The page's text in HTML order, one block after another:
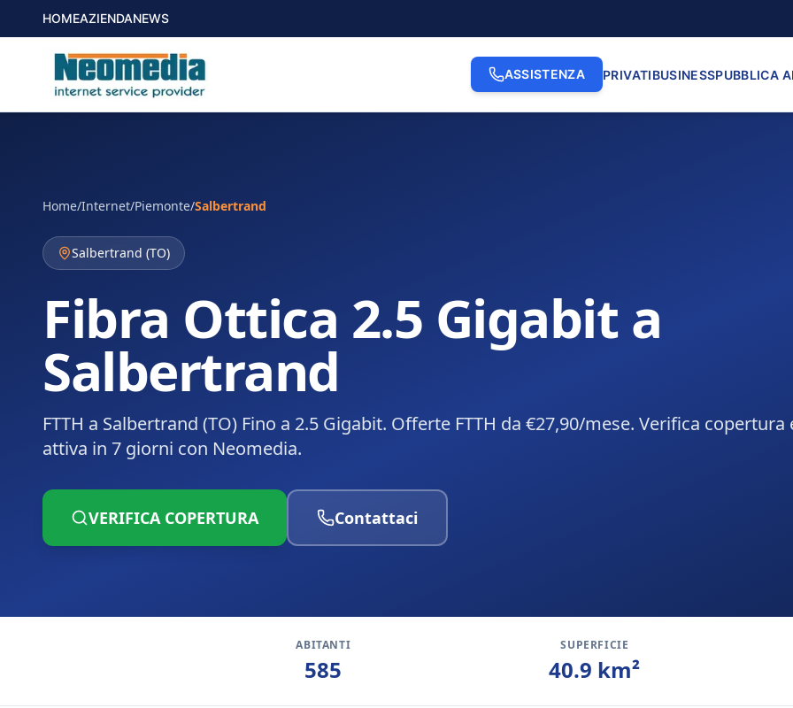
HOMEAZIENDANEWS
ASSISTENZA PRIVATIBUSINESSPUBBLICA
Home/Internet/Piemonte/Salbertrand
Salbertrand (TO)
Fibra Ottica 2.5 Gigabit a
Salbertrand
FTTH a Salbertrand (TO) Fino a 2.5 Gigabit. Offerte FTTH da €27,90/mese. Verifica copertura
attiva in 7 giorni con Neomedia.
VERIFICA COPERTURA Contattaci
ABITANTI
585
SUPERFICIE
40.9 km²